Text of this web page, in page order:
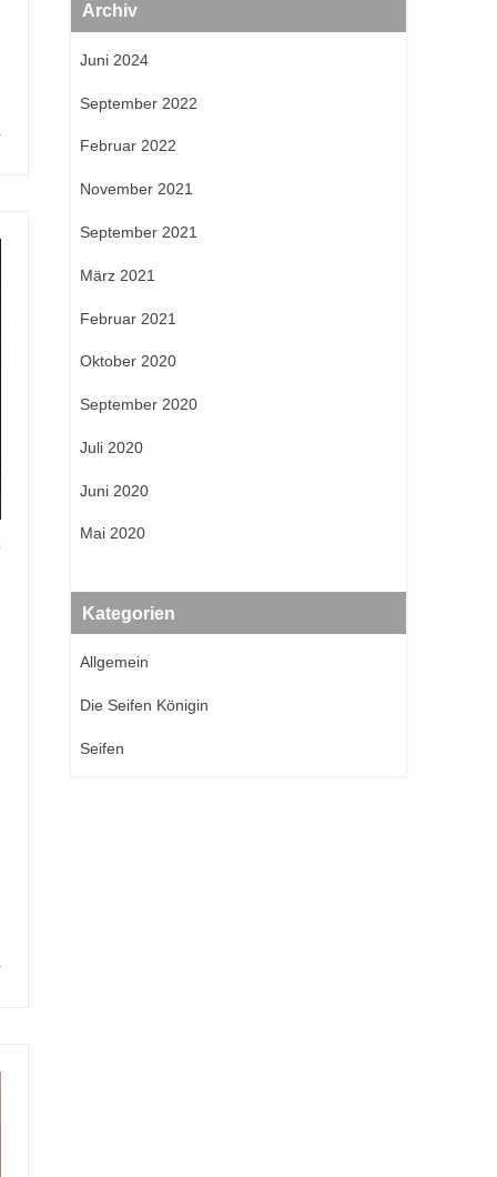
Archiv
Juni 2024
September 2022
Februar 2022
November 2021
September 2021
März 2021
Februar 2021
Oktober 2020
September 2020
Juli 2020
Juni 2020
Mai 2020
Kategorien
Allgemein
Die Seifen Königin
Seifen